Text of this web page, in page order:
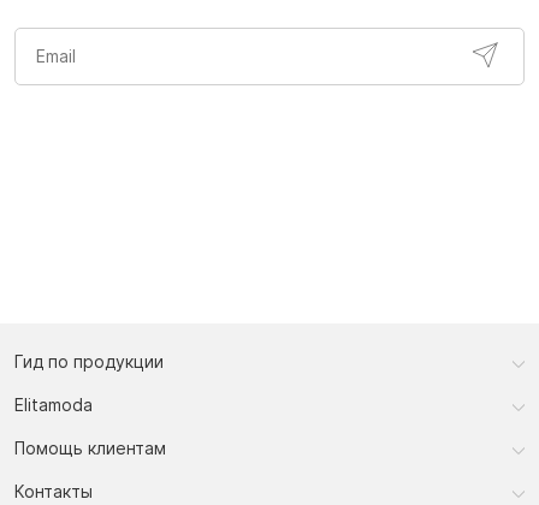
Гид по продукции
Elitamoda
Помощь клиентам
Контакты